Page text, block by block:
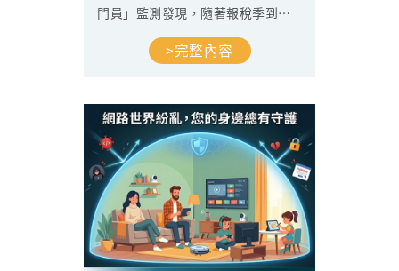
門員」監測發現，隨著報稅季到
來，全台網路上偽冒財政部、國稅
局、銀行退稅通知的釣魚網站大量
置，攔阻量都出現相當劇烈的一次
跳升，寬頻與行動合併統計，整體
釣魚網站攔阻量較上月暴增近
497%，逼近6倍之譜。透過本月的
數據分析，我們將帶您了解駭客如
何利用報稅焦慮進行全通路攻擊，
以及該如何自保。...
>完整內容